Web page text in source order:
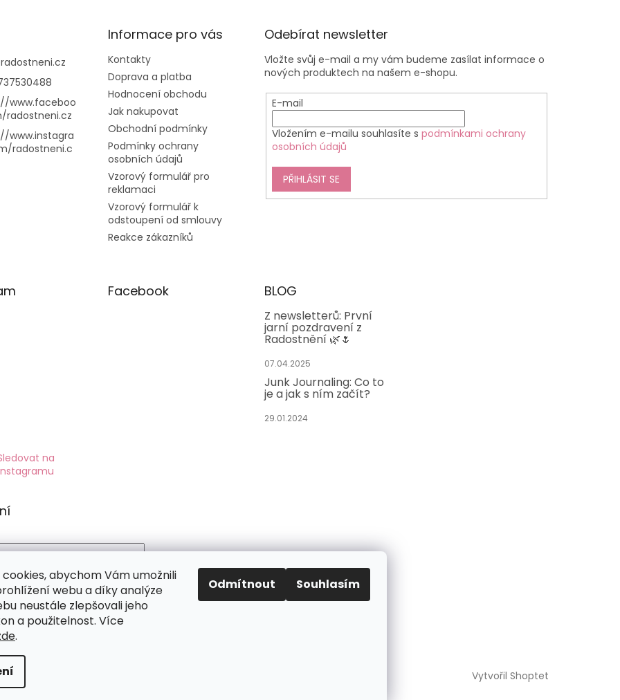
abychom Vám umožnili
webu a díky analýze
neustále zlepšovali jeho
a použitelnost. Více
.
Odmítnout Souhlasím
v
radostneni.cz
www.faceboo
radostneni.cz
www.instagra
radostneni.c
Informace pro vás
Kontakty
Doprava a platba
Hodnocení obchodu
Jak nakupovat
Obchodní podmínky
Podmínky ochrany
osobních údajů
Vzorový formulář pro
reklamaci
Vzorový formulář k
odstoupení od smlouvy
Reakce zákazníků
Odebírat newsletter
Vložte svůj e-mail a my vám budeme zasílat informace o
nových produktech na našem e-shopu.
E-mail
Vložením e-mailu souhlasíte spodmínkami ochrany
osobních údajů
PŘIHLÁSIT SE
na
Facebook BLOG
Z newsletterů: První
jarní pozdravení z
Radostnění 🌿🌷
07.04.2025
Junk Journaling: Co to
je a jak s ním začít?
29.01.2024
SE
Zapomenuté heslo
Vytvořil Shoptet